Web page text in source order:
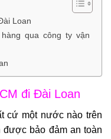
Loan
qua công ty vận
đi Đài Loan
cứ một nước nào trên
được bảo đảm an toàn